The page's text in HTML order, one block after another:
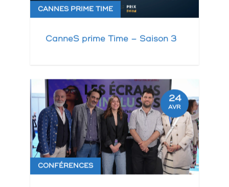
CANNES PRIME TIME
CanneS prime Time – Saison 3
24
AVR
CONFÉRENCES